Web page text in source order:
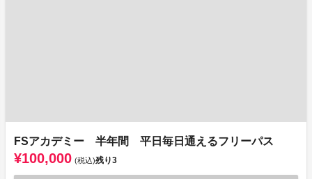
FSアカデミー 半年間 平日毎日通えるフリーパス
¥100,000 (税込)残り3